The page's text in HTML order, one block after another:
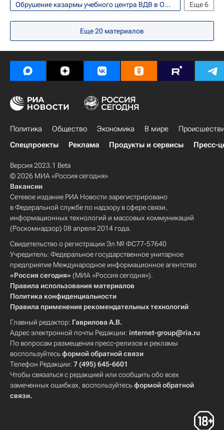
Еще6
Обрушение казармы учебного центра ВДВ в Омске
Происшествия
Религия
Европа
Россия
Религия
Еще20 материалов
Политика Общество Экономика В мире
Спецпроекты
Реклама Продукты и сервисы Пресс-
Версия 2023.1 Beta
© 2026 МИА «Россия сегодня»
Вакансии
Сетевое издание РИА Новости зарегистрировано
в Федеральной службе по надзору в сфере связи,
информационных технологий и массовых коммуникаций
(Роскомнадзор) 08 апреля 2014 года.
Свидетельство о регистрации Эл № ФС77-57640
Учредитель: Федеральное государственное унитарное
предприятие Международное информационное агентство
«Россия сегодня» (МИА «Россия сегодня»).
Правила использования материалов
Политика конфиденциальности
Правила применения рекомендательных технологий
Главный редактор: Гаврилова А.В.
Адрес электронной почты Редакции: internet-group@ria.ru
По вопросам размещения пресс-релизов и рекламы
воспользуйтесьформой обратной связи
Телефон Редакции: 7 (495) 645-6601
Чтобы связаться с редакцией или сообщить обо всех
замеченных ошибках, воспользуйтесьформой обратной
связи.